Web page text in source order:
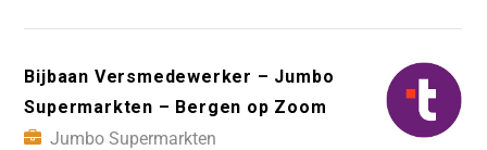
Bijbaan Versmedewerker – Jumbo
Supermarkten – Bergen op Zoom
Jumbo Supermarkten